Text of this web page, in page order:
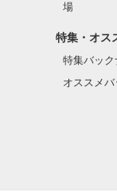
と向かう──。
場
特集・オス
特集バッ
オススメ